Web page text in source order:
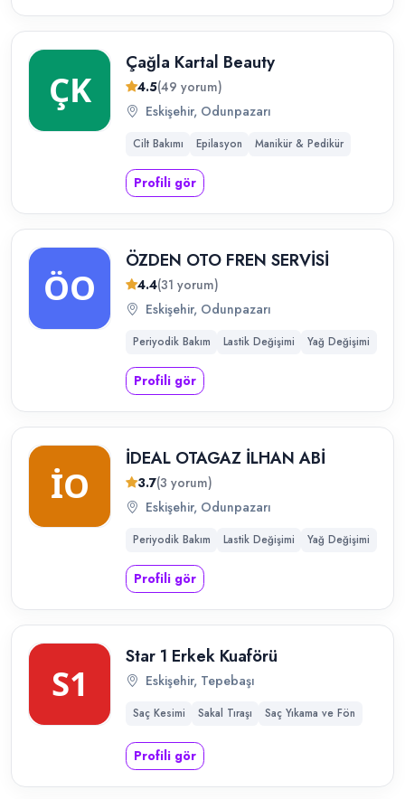
Çağla Kartal Beauty
4.5(49 yorum)
Eskişehir, Odunpazarı
Cilt Bakımı Epilasyon Manikür & Pedikür
Profili gör
ÖZDEN OTO FREN SERVİSİ
4.4(31 yorum)
Eskişehir, Odunpazarı
Periyodik Bakım Lastik Değişimi Yağ Değişimi
Profili gör
İDEAL OTAGAZ İLHAN ABİ
3.7(3 yorum)
Eskişehir, Odunpazarı
Periyodik Bakım Lastik Değişimi Yağ Değişimi
Profili gör
Star 1 Erkek Kuaförü
Eskişehir, Tepebaşı
Saç Kesimi Sakal Tıraşı Saç Yıkama ve Fön
Profili gör